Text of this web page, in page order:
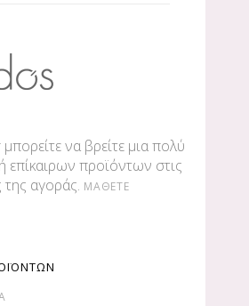
να βρείτε μια πολύ
επίκαιρων προϊόντων στις
της αγοράς. ΜΆΘΕΤΕ